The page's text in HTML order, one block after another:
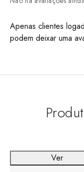
Apenas clientes
podem deixar uma
Ver